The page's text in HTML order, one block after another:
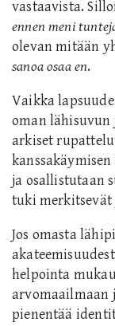
vastaavista.
ennen meni
olevan mitään
sanoa osaa en.
Vaikka
oman lähisuvun
arkiset
ja osallistutaan
tuki
Jos omasta
helpointa
arvomaailmaan
pienentää